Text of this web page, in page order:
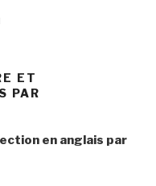
ET
PAR
en anglais par